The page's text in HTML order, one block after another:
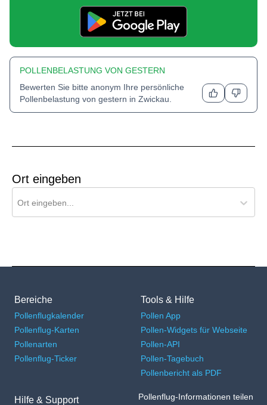
POLLENBELASTUNG VON GESTERN
Bewerten Sie bitte anonym Ihre persönliche
Pollenbelastung von gestern in Zwickau.
Ort eingeben
Ort eingeben...
Bereiche
Pollenflugkalender
Pollenflug-Karten
Pollenarten
Pollenflug-Ticker
Tools & Hilfe
Pollen App
Pollen-Widgets für Webseite
Pollen-API
Pollen-Tagebuch
Pollenbericht als PDF
Hilfe & Support Pollenflug-Informationen teilen